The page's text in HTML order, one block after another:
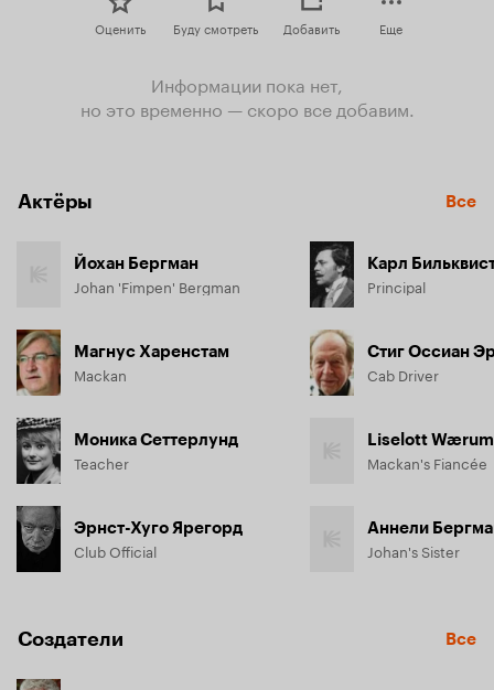
Оценить Буду смотреть Добавить Еще
Информации пока нет,
но это временно — скоро все добавим.
Актёры Все
Йохан Бергман
Johan 'Fimpen' Bergman
Магнус Харенстам
Mackan
Моника Сеттерлунд
Teacher
Эрнст-Хуго Ярегорд
Club Official
Карл
Principal
Стиг Оссиан
Cab Driver
Liselott Wærum
Mackan's Fiancée
Аннели
Johan's Sister
Создатели Все